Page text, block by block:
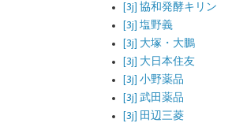
[3j] 協和発酵キリン
[3j] 塩野義
[3j] 大塚・大鵬
[3j] 大日本住友
[3j] 小野薬品
[3j] 武田薬品
[3j] 田辺三菱